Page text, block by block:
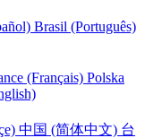
Brasil (Português)
(Français) Polska
中国 (简体中文) 台